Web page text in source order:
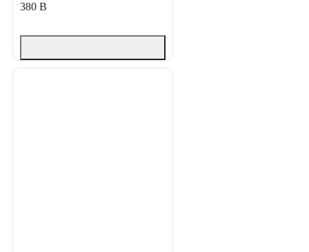
380 В